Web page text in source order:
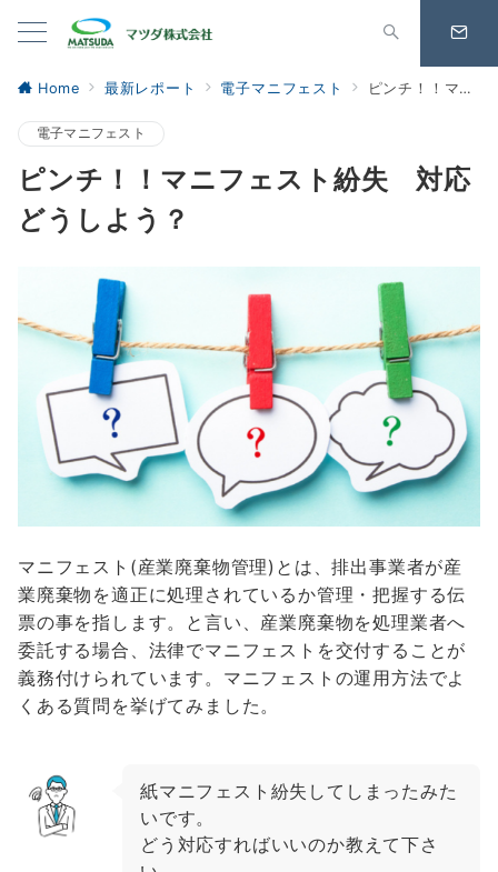
Home 最新レポート 電子マニフェスト ピンチ！！マニフェスト紛失 対応どうしよう？
電子マニフェスト
ピンチ！！マニフェスト紛失 対応
どうしよう？
マニフェスト(産業廃棄物管理)とは、排出事業者が産
業廃棄物を適正に処理されているか管理・把握する伝
票の事を指します。と言い、産業廃棄物を処理業者へ
委託する場合、法律でマニフェストを交付することが
義務付けられています。マニフェストの運用方法でよ
くある質問を挙げてみました。
紙マニフェスト紛失してしまったみた
いです。
どう対応すればいいのか教えて下さ